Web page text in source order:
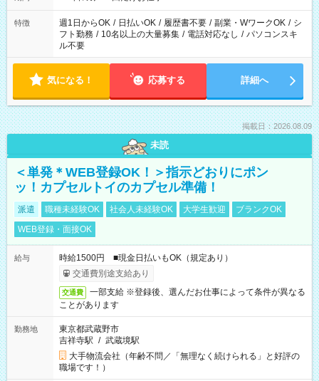
ください！
特徴 週1日からOK / 日払いOK / 履歴書不要 / 副業・WワークOK / シ
フト勤務 / 10名以上の大量募集 / 電話対応なし / パソコンスキ
ル不要
気になる！ 応募する 詳細へ
掲載日：2026.08.09
未読
＜単発＊WEB登録OK！＞指示どおりにポン
ッ！カプセルトイのカプセル準備！
派遣 職種未経験OK 社会人未経験OK 大学生歓迎
ブランクOK
WEB登録・面接OK
給与
時給1500円 ■現金日払いもOK（規定あり）
交通費別途支給あり
交通費
一部支給 ※登録後、選んだお仕事によって条件が異なる
ことがあります
勤務地
東京都武蔵野市
吉祥寺駅 / 武蔵境駅
大手物流会社（年齢不問／「無理なく続けられる」と好評の
職場です！）